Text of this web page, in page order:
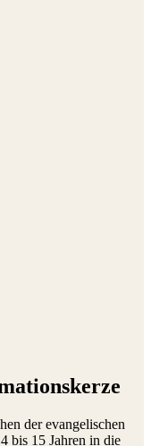
der evangelischen
bis 15 Jahren in die